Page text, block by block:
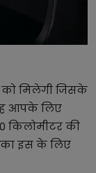
को मिलेगी जिसके
आपके लिए
किलोमीटर की
का इस के लिए